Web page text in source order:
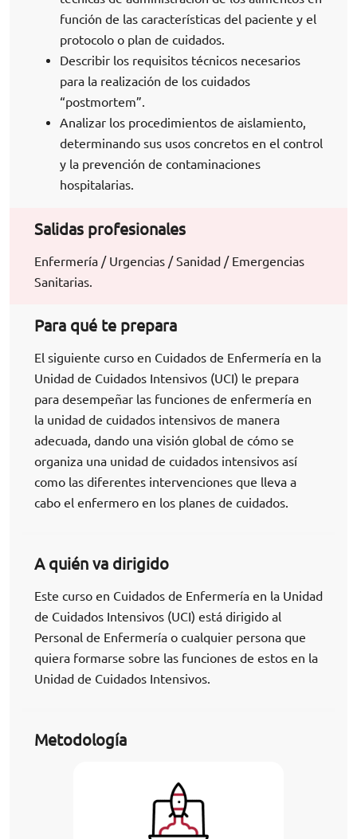
función de las características del paciente y el
protocolo o plan de cuidados.
Describir los requisitos técnicos necesarios
para la realización de los cuidados
“postmortem”.
Analizar los procedimientos de aislamiento,
determinando sus usos concretos en el control
y la prevención de contaminaciones
hospitalarias.
Salidas profesionales
Enfermería / Urgencias / Sanidad / Emergencias
Sanitarias.
Para qué te prepara
El siguiente curso en Cuidados de Enfermería en la
Unidad de Cuidados Intensivos (UCI) le prepara
para desempeñar las funciones de enfermería en
la unidad de cuidados intensivos de manera
adecuada, dando una visión global de cómo se
organiza una unidad de cuidados intensivos así
como las diferentes intervenciones que lleva a
cabo el enfermero en los planes de cuidados.
A quién va dirigido
Este curso en Cuidados de Enfermería en la Unidad
de Cuidados Intensivos (UCI) está dirigido al
Personal de Enfermería o cualquier persona que
quiera formarse sobre las funciones de estos en la
Unidad de Cuidados Intensivos.
Metodología